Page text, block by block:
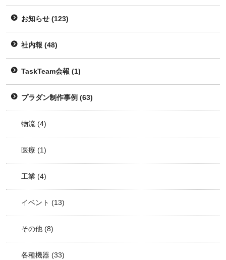
お知らせ (123)
社内報 (48)
TaskTeam会報 (1)
プラダン制作事例 (63)
物流 (4)
医療 (1)
工業 (4)
イベント (13)
その他 (8)
各種機器 (33)